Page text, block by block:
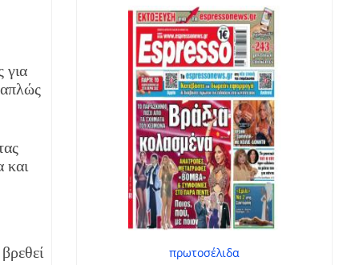
για
απλώς
και
πρωτοσέλιδα